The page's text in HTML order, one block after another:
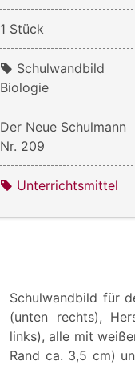
1 Stück
Schulwandbild
Biologie
Der Neue Schulmann
Nr. 209
Unterrichtsmittel
Schulwandbild für
(unten rechts),
links), alle mit
Rand ca. 3,5 cm)